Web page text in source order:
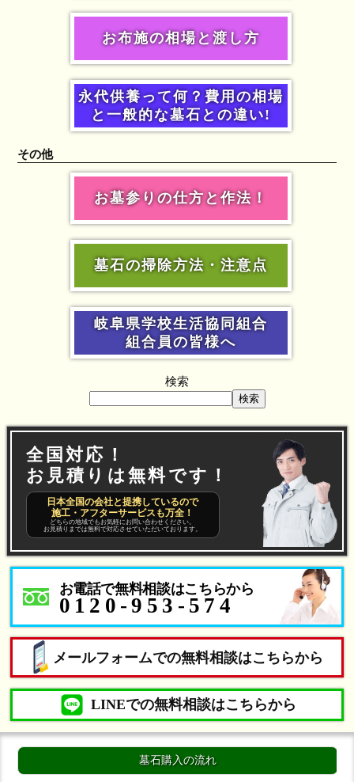
お布施の相場と渡し方
永代供養って何？費用の相場
と一般的な墓石との違い!
その他
お墓参りの仕方と作法！
墓石の掃除方法・注意点
岐阜県学校生活協同組合
組合員の皆様へ
検索
検索
全国対応！
お見積りは無料です！
日本全国の会社と提携しているので
施工・アフターサービスも万全！
どちらの地域でもお気軽にお問い合わせください。
お見積りまでは無料で対応させていただいております。
お電話で無料相談はこちらから
0120-953-574
メールフォームでの無料相談はこちらから
LINEでの無料相談はこちらから
墓石購入の流れ